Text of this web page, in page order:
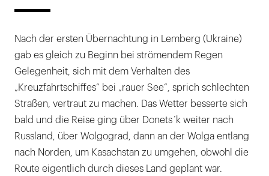
Nach der ersten Übernachtung in Lemberg (Ukraine)
gab es gleich zu Beginn bei strömendem Regen
Gelegenheit, sich mit dem Verhalten des
„Kreuzfahrtschiffes“ bei „rauer See“, sprich schlechten
Straßen, vertraut zu machen. Das Wetter besserte sich
bald und die Reise ging über Donets´k weiter nach
Russland, über Wolgograd, dann an der Wolga entlang
nach Norden, um Kasachstan zu umgehen, obwohl die
Route eigentlich durch dieses Land geplant war.